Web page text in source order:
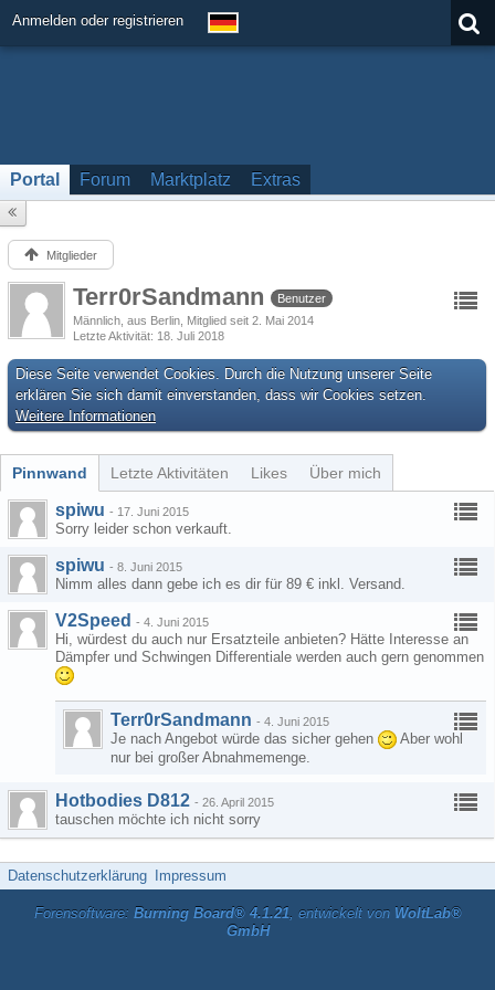
Anmelden oder registrieren
Portal Forum Marktplatz Extras
Mitglieder
Terr0rSandmann
Benutzer
Männlich aus Berlin Mitglied seit 2. Mai 2014
Letzte Aktivität 18. Juli 2018
Diese Seite verwendet Cookies. Durch die Nutzung unserer Seite
erklären Sie sich damit einverstanden, dass wir Cookies setzen.
Weitere Informationen
Pinnwand Letzte Aktivitäten Likes Über mich
spiwu - 17. Juni 2015
Sorry leider schon verkauft.
spiwu - 8. Juni 2015
Nimm alles dann gebe ich es dir für 89 € inkl. Versand.
V2Speed - 4. Juni 2015
Hi, würdest du auch nur Ersatzteile anbieten? Hätte Interesse an
Dämpfer und Schwingen Differentiale werden auch gern genommen
Terr0rSandmann - 4. Juni 2015
Je nach Angebot würde das sicher gehen
Aber wohl
nur bei großer Abnahmemenge.
Hotbodies D812 - 26. April 2015
tauschen möchte ich nicht sorry
Datenschutzerklärung Impressum
Forensoftware: Burning Board® 4.1.21, entwickelt von WoltLab®
GmbH